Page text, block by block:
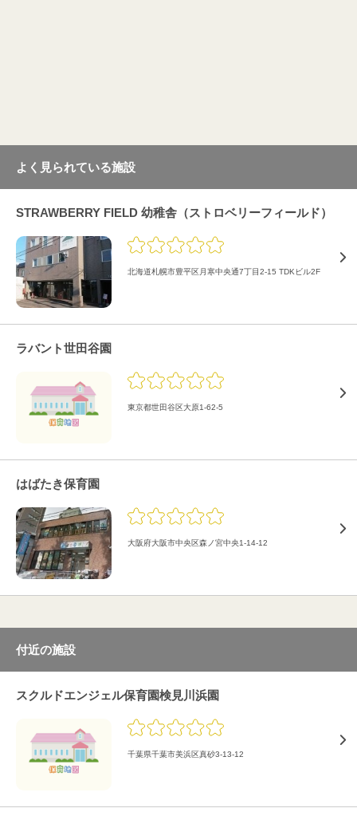
よく見られている施設
STRAWBERRY FIELD 幼稚舎（ストロベリーフィールド）
北海道札幌市豊平区月寒中央通7丁目2-15 TDKビル2F
ラバント世田谷園
東京都世田谷区大原1-62-5
はばたき保育園
大阪府大阪市中央区森ノ宮中央1-14-12
付近の施設
スクルドエンジェル保育園検見川浜園
千葉県千葉市美浜区真砂3-13-12